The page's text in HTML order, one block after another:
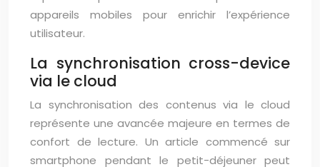
appareils mobiles pour enrichir l’expérience
utilisateur.
La synchronisation cross-device
via le cloud
La synchronisation des contenus via le cloud
représente une avancée majeure en termes de
confort de lecture. Un article commencé sur
smartphone pendant le petit-déjeuner peut